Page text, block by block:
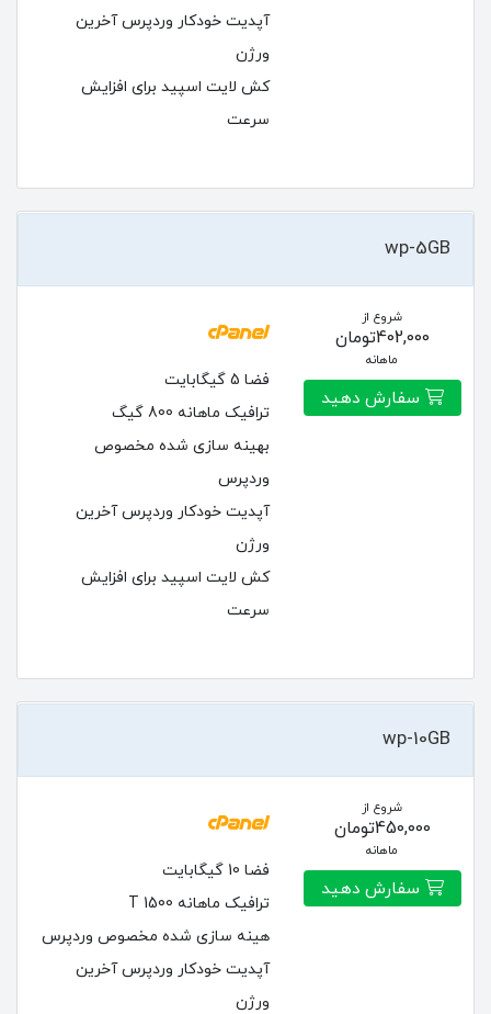
آپدیت خودکار وردپرس آخرین
ورژن
کش لایت اسپید برای افزایش
سرعت
wp-5GB
فضا 5 گیگابایت
ترافیک ماهانه 800 گیگ
بهینه سازی شده مخصوص
وردپرس
آپدیت خودکار وردپرس آخرین
ورژن
کش لایت اسپید برای افزایش
سرعت
شروع از
402,000تومان
ماهانه
سفارش دهید
wp-10GB
فضا 10 گیگابایت
ترافیک ماهانه 1500 T
هینه سازی شده مخصوص وردپرس
آپدیت خودکار وردپرس آخرین
ورژن
شروع از
450,000تومان
ماهانه
سفارش دهید